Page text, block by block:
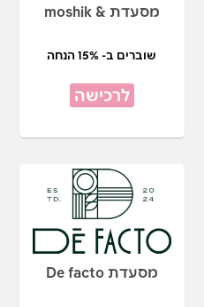
מסעדת & moshik
שוברים ב- 15% הנחה
לרכישה
מסעדת De facto